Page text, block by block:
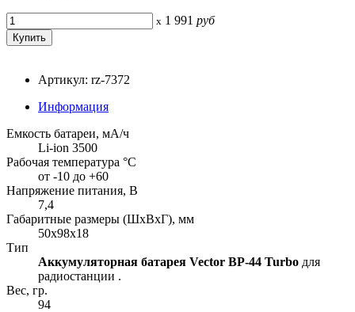
x 1 991 руб
Артикул: rz-7372
Информация
Емкость батареи, мА/ч
Li-ion 3500
Рабочая температура °С
от -10 до +60
Напряжение питания, В
7,4
Габаритные размеры (ШхВхГ), мм
50х98х18
Тип
Аккумуляторная батарея Vector BP-44 Turbo для
радиостанции .
Вес, гр.
94